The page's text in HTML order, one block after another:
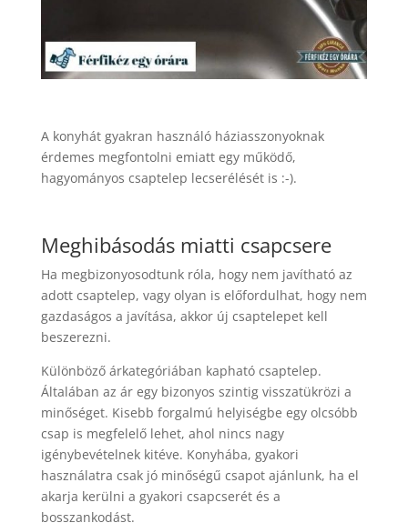
A konyhát gyakran használó háziasszonyoknak
érdemes megfontolni emiatt egy működő,
hagyományos csaptelep lecserélését is :-).
Meghibásodás miatti csapcsere
Ha megbizonyosodtunk róla, hogy nem javítható az
adott csaptelep, vagy olyan is előfordulhat, hogy nem
gazdaságos a javítása, akkor új csaptelepet kell
beszerezni.
Különböző árkategóriában kapható csaptelep.
Általában az ár egy bizonyos szintig visszatükrözi a
minőséget. Kisebb forgalmú helyiségbe egy olcsóbb
csap is megfelelő lehet, ahol nincs nagy
igénybevételnek kitéve. Konyhába, gyakori
használatra csak jó minőségű csapot ajánlunk, ha el
akarja kerülni a gyakori csapcserét és a
bosszankodást.